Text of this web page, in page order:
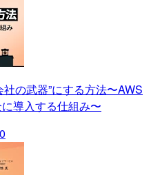
社の武器”にする方法〜AWS
導入する仕組み〜